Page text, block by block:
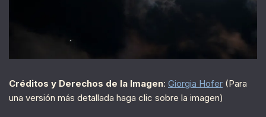
Créditos y Derechos de la Imagen: Giorgia Hofer (Para
una versión más detallada haga clic sobre la imagen)